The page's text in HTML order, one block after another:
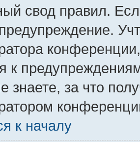
свод правил.
к
знаете, за что
к началу